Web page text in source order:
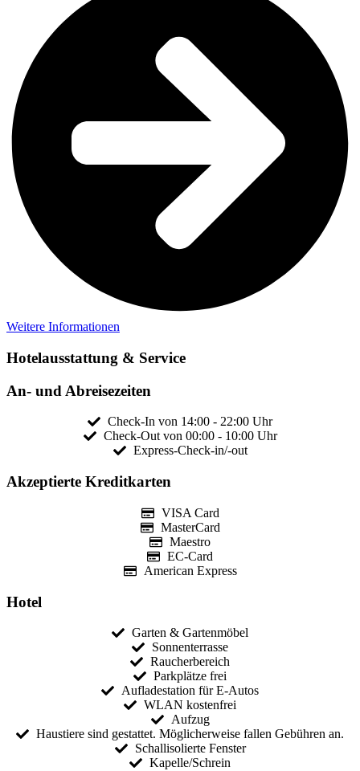
Weitere Informationen
Hotelausstattung & Service
An- und Abreisezeiten
Check-In von 14:00 - 22:00 Uhr
Check-Out von 00:00 - 10:00 Uhr
Express-Check-in/-out
Akzeptierte Kreditkarten
VISA Card
MasterCard
Maestro
EC-Card
American Express
Hotel
Garten & Gartenmöbel
Sonnenterrasse
Raucherbereich
Parkplätze frei
Aufladestation für E-Autos
WLAN kostenfrei
Aufzug
Haustiere sind gestattet. Möglicherweise fallen Gebühren an.
Schallisolierte Fenster
Kapelle/Schrein